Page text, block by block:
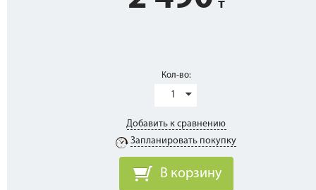
Кол-во:
1
Добавить к сравнению
Запланировать покупку
В корзину